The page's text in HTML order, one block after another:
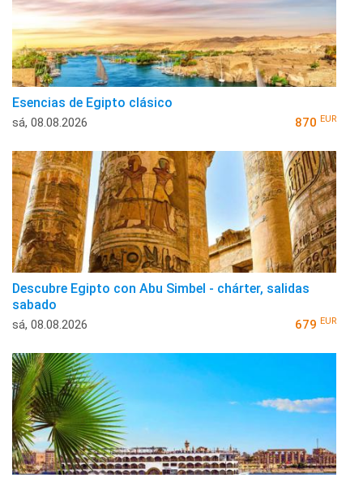
Esencias de Egipto clásico
sá, 08.08.2026 870 EUR
Descubre Egipto con Abu Simbel - chárter, salidas
sabado
sá, 08.08.2026 679 EUR